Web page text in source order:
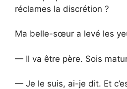
réclames la discrétion ?
Ma belle-sœur a levé les
— Il va être père. Sois
— Je le suis, ai-je dit. Et